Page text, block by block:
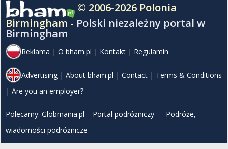
© 2006-2026 Polonia
Birmingham - Polski niezależny portal w
Birmingham
Reklama | O bham.pl | Kontakt | Regulamin
Advertising | About bham.pl | Contact | Terms & Conditions
| Are you an employer?
Polecamy: Globmania.pl – Portal podróżniczy — Podróże,
wiadomości podróżnicze